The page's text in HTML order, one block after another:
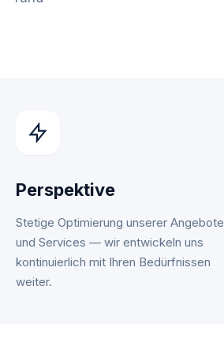
Perspektive
Stetige Optimierung unserer Angebote
und Services — wir entwickeln uns
kontinuierlich mit Ihren Bedürfnissen
weiter.